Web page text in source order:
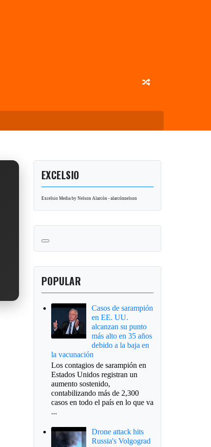
EXCELSIO
Excelsio Media by Nelson Alarcón - alarcónnelson
POPULAR
Casos de sarampión
en EE. UU.
alcanzan su punto
más alto en 35 años
debido a la baja en
la vacunación
Los contagios de sarampión en
Estados Unidos registran un
aumento sostenido,
contabilizando más de 2,300
casos en todo el país en lo que va
...
Drone attack hits
Russia's Volgograd